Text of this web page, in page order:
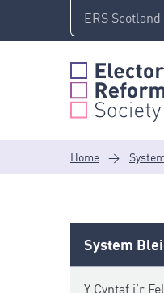
content
ERS Scotland
Home >
System
Y Cyntaf i’r